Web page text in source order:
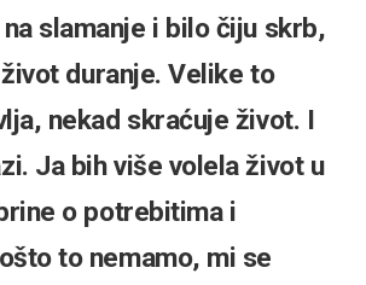
slamanje i bilo čiju skrb,
duranje. Velike to
nekad skraćuje život. I
Ja bih više volela život u
o potrebitima i
to nemamo, mi se